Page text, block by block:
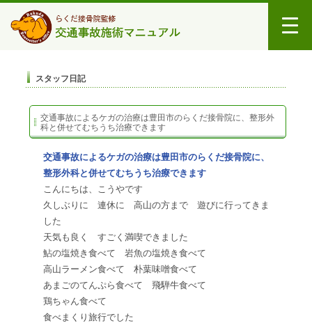
スタッフ日記
交通事故によるケガの治療は豊田市のらくだ接骨院に、整形外
科と併せてむちうち治療できます
交通事故によるケガの治療は豊田市のらくだ接骨院に、
整形外科と併せてむちうち治療できます
こんにちは、こうやです
久しぶりに 連休に 高山の方まで 遊びに行ってきま
した
天気も良く すごく満喫できました
鮎の塩焼き食べて 岩魚の塩焼き食べて
高山ラーメン食べて 朴葉味噌食べて
あまごのてんぷら食べて 飛騨牛食べて
鶏ちゃん食べて
食べまくり旅行でした